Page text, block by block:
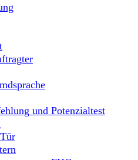
und Potenzialtest